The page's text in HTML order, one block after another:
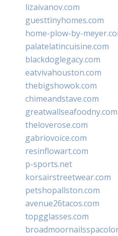
lizaivanov.com
guesttinyhomes.com
home-plow-by-
palatelatincuisine.com
blackdoglegacy.com
eatvivahouston.com
thebigshowok.com
chimeandstave.com
greatwallseafoodny.com
theloverose.com
gabriovoice.com
resinflowart.com
p-sports.net
korsairstreetwear.com
petshopallston.com
avenue26tacos.com
topgglasses.com